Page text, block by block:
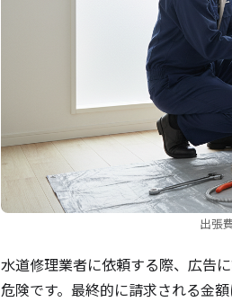
出張
水道修理業者に依頼する際、広告
危険です。最終的に請求される金